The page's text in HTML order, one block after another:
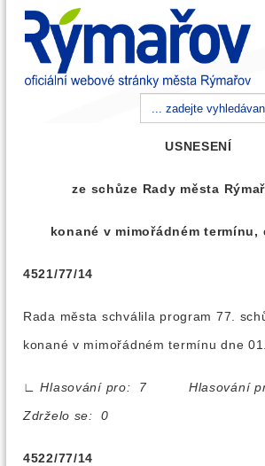
USNESENÍ
ze schůze Rady města
konané v mimořádném termínu,
4521/77/14
Rada města schválila program 77.
konané v mimořádném termínu dne
∟
Hlasování pro: 7
Zdrželo se: 0
4522/77/14